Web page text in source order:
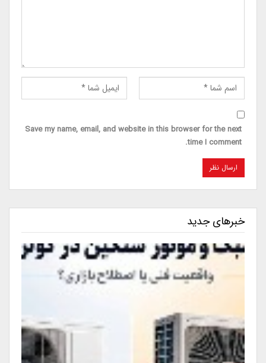
Save my name, email, and website in this browser for the next
time I comment.
خبرهای جدید